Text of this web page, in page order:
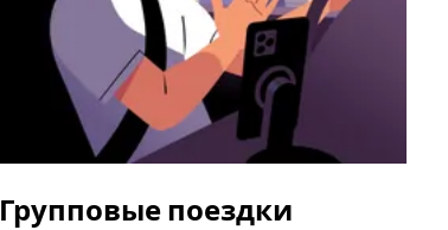
Групповые поездки